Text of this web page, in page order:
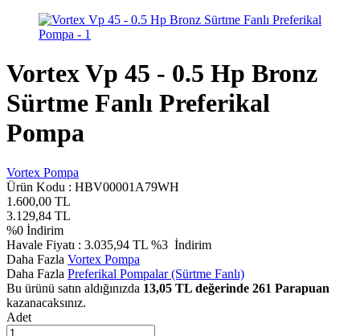
Vortex Vp 45 - 0.5 Hp Bronz
Sürtme Fanlı Preferikal
Pompa
Vortex Pompa
Ürün Kodu : HBV00001A79WH
1.600,00 TL
3.129,84 TL
%0 İndirim
Havale Fiyatı : 3.035,94 TL %3 İndirim
Daha Fazla Vortex Pompa
Daha Fazla Preferikal Pompalar (Sürtme Fanlı)
Bu ürünü satın aldığınızda 13,05 TL değerinde 261 Parapuan
kazanacaksınız.
Adet